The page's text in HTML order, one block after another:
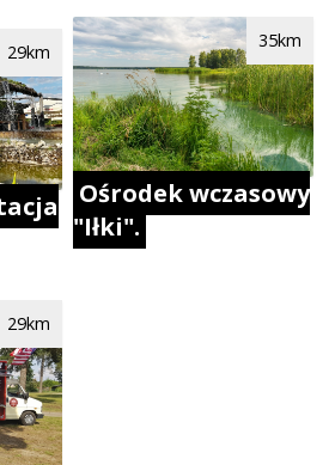
29km
29km
Ośrodek wczasowy
"Iłki".
35km